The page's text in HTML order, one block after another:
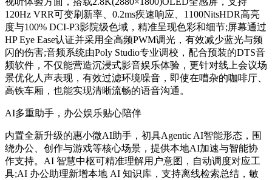
120Hz VRR可变刷新率、0.2ms疾速响应、1100NitsHDR高亮
度与100% DCI-P3影院级色域，精准呈现色彩和细节;屏幕通过
HP Eye Ease认证并采用全高频PWM调光，有效减少蓝光与频
闪的伤害;音频系统由Poly Studio专业调校，配合预装的DTS音
频软件，不仅能营造沉浸式影音娱乐体验，更针对线上会议场
景优化人声表现，有效过滤环境噪音，即使在嘈杂的咖啡厅、
高铁车厢，也能实现清晰流畅的语音沟通。
AI多重助手，办公娱乐贴心陪伴
内置全新升级的惠小微AI助手，初具Agentic AI智能形态，围
绕办公、创作与游戏等核心场景，提供本地AI加速与智能协
作支持。AI 智慧中枢可精准理解用户意图，自动调度对应工
具;AI 办公助理新增本地 AI 知识库，支持离线检索总结，敏